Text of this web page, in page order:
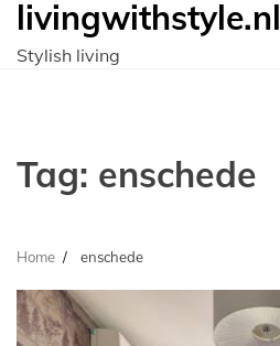
de
livingwithstyle.nl
Stylish living
Tag: enschede
Home enschede